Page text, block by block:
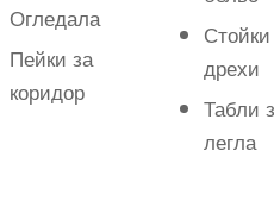
Огледала
Пейки за
коридор
дрехи
Табли
легла